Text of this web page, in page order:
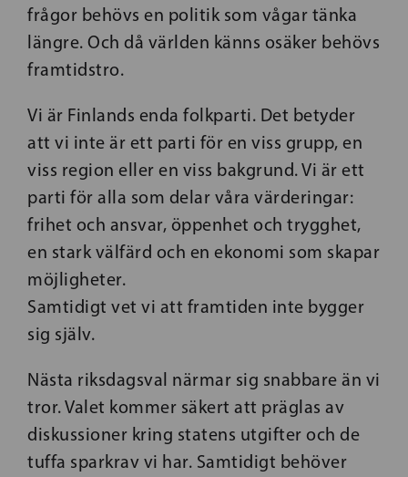
frågor behövs en politik som vågar tänka
längre. Och då världen känns osäker behövs
framtidstro.
Vi är Finlands enda folkparti. Det betyder
att vi inte är ett parti för en viss grupp, en
viss region eller en viss bakgrund. Vi är ett
parti för alla som delar våra värderingar:
frihet och ansvar, öppenhet och trygghet,
en stark välfärd och en ekonomi som skapar
möjligheter.
Samtidigt vet vi att framtiden inte bygger
sig själv.
Nästa riksdagsval närmar sig snabbare än vi
tror. Valet kommer säkert att präglas av
diskussioner kring statens utgifter och de
tuffa sparkrav vi har. Samtidigt behöver